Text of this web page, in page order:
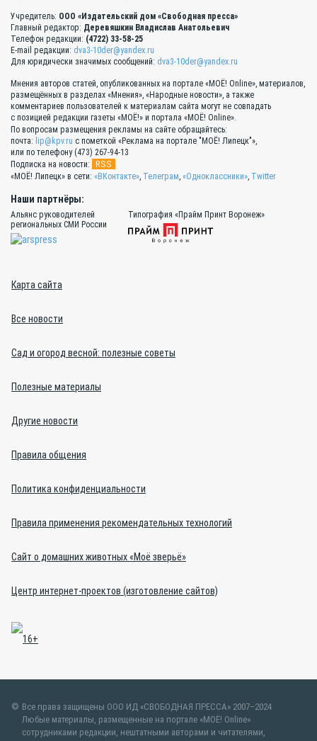
Учредитель: ООО «Издательский дом «Свободная пресса»
Главный редактор: Деревяшкин Владислав Анатольевич
Телефон редакции: (4722) 33-58-25
E-mail редакции: dva3-10der@yandex.ru
Для юридически значимых сообщений: dva3-10der@yandex.ru
Мнения авторов статей, опубликованных на портале «МОЁ! Online», материалов,
размещённых в разделах «Мнения», «Народные новости», а также
комментариев пользователей к материалам сайта могут не совпадать
с позицией редакции газеты «МОЁ!» и портала «МОЁ! Online».
По вопросам размещения рекламы на сайте обращайтесь:
почта: lip@kpv.ru с пометкой «Реклама на портале "МОЁ! Липецк"»,
или по телефону (473) 267-94-13
Подписка на новости:
RSS
«МОЁ! Липецк» в сети: «ВКонтакте» Телеграм «Одноклассники» Twitter
Наши партнёры:
Альянс руководителей
региональных СМИ России
Типография «Прайм Принт Воронеж»
Карта сайта
Все новости
Сад и огород весной: полезные советы
Полезные материалы
Другие новости
Правила общения
Политика конфиденциальности
Правила применения рекомендательных технологий
Сайт о домашних животных «Моё зверьё»
Центр интернет-проектов (изготовление сайтов)
Все права защищены ООО ИД «СВОБОДНАЯ ПРЕССА» 2007–2024
Любые материалы, размещенные на портале «МОЁ! Online»
сотрудниками редакции, нештатными авторами и читателями,